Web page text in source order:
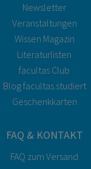
Newsletter
Veranstaltungen
Wissen Magazin
Literaturlisten
facultas Club
Blog facultas.studiert
Geschenkkarten
FAQ & KONTAKT
FAQ zum Versand